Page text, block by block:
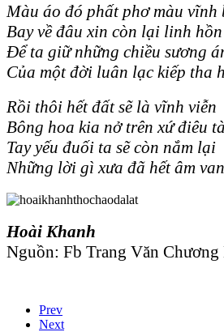
Màu áo đó phất phơ màu vĩnh
Bay về đâu xin còn lại linh hồn
Để ta giữ những chiều sương
Của một đời luân lạc kiếp tha
Rồi thôi hết đất sẽ là vĩnh viễn
Bông hoa kia nở trên xứ điêu
Tay yếu đuối ta sẽ còn nắm lại
Những lời gì xưa đã hết âm
Hoài Khanh
Nguồn: Fb Trang Văn
Prev
Next